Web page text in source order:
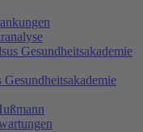
Gesundheitsakademie